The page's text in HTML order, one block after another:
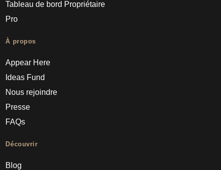
Tableau de bord Propriétaire
Pro
À propos
Appear Here
Ideas Fund
Nous rejoindre
Presse
FAQs
Découvrir
Blog